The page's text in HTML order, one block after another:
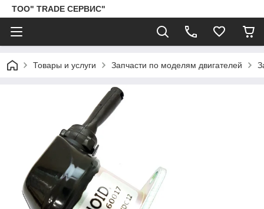
ТОО" TRADE СЕРВИС"
Товары и услуги Запчасти по моделям двигателей